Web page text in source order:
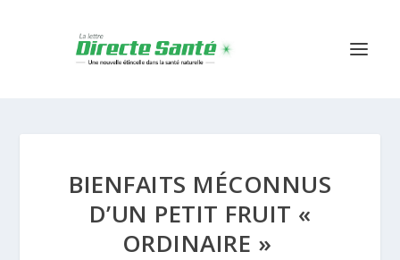
BIENFAITS MÉCONNUS
D’UN PETIT FRUIT «
ORDINAIRE »